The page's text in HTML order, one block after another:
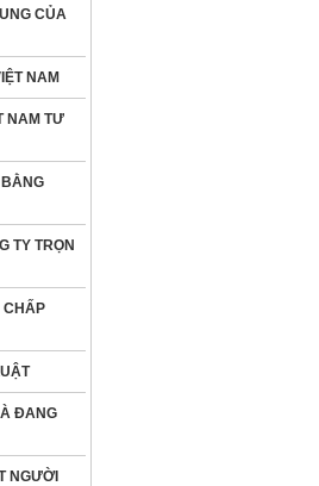
CỦA
NAM
NAM TƯ
TY TRỌN
CHẤP
ĐANG
NGƯỜI